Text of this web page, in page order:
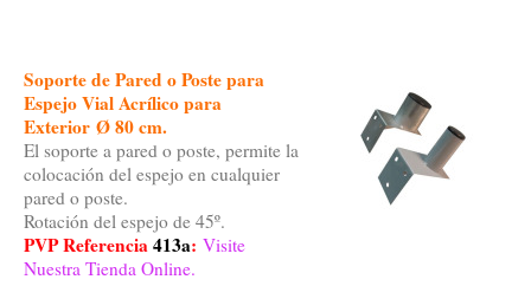
Soporte de Pared o Poste para
Espejo Vial Acrílico para
Exterior Ø 80 cm.
El soporte a pared o poste, permite la
colocación del espejo en cualquier
pared o poste.
Rotación del espejo de 45º.
PVP Referencia413a: Visite
Nuestra Tienda Online.